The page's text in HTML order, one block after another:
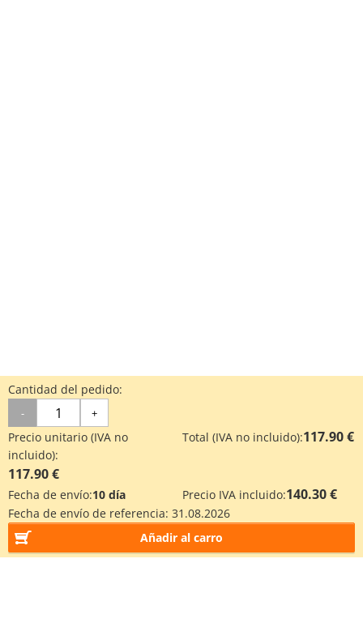
Cantidad del pedido:
- +
Precio unitario (IVA no
incluido):
117.90 €
Total (IVA no incluido):117.90 €
Fecha de envío:10 día Precio IVA incluido:140.30 €
Fecha de envío de referencia: 31.08.2026
Añadir al carro